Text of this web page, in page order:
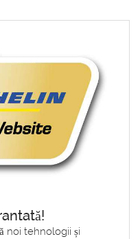
noi tehnologii și